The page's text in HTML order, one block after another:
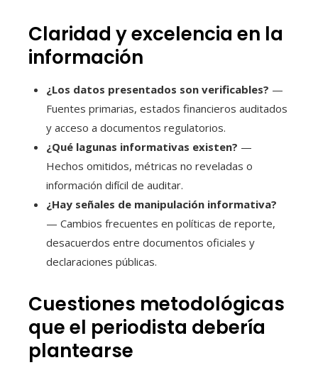
Claridad y excelencia en la
información
¿Los datos presentados son verificables? —
Fuentes primarias, estados financieros auditados
y acceso a documentos regulatorios.
¿Qué lagunas informativas existen? —
Hechos omitidos, métricas no reveladas o
información difícil de auditar.
¿Hay señales de manipulación informativa?
— Cambios frecuentes en políticas de reporte,
desacuerdos entre documentos oficiales y
declaraciones públicas.
Cuestiones metodológicas
que el periodista debería
plantearse